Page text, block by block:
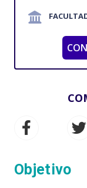
Objetivo